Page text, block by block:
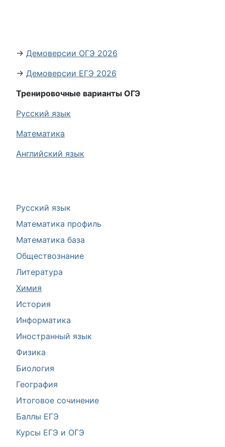
Русский язык
Математика профиль
Математика база
Обществознание
Литература
Химия
История
Информатика
Иностранный язык
Физика
Биология
География
Итоговое сочинение
Баллы ЕГЭ
Курсы ЕГЭ и ОГЭ
→ Демоверсии ОГЭ 2026
→ Демоверсии ЕГЭ 2026
Тренировочные варианты ОГЭ
Русский язык
Математика
Английский язык